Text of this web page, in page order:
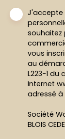
J'accepte
souhaitez
vous
au
L223-1
Internet
adressé à
Société
BLOIS